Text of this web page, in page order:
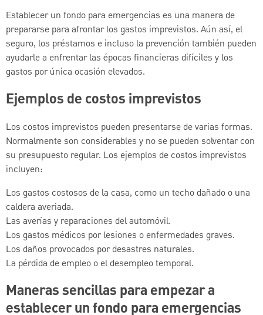
Establecer un fondo para emergencias es una manera de
prepararse para afrontar los gastos imprevistos. Aún así, el
seguro, los préstamos e incluso la prevención también pueden
ayudarle a enfrentar las épocas financieras difíciles y los
gastos por única ocasión elevados.
Ejemplos de costos imprevistos
Los costos imprevistos pueden presentarse de varias formas.
Normalmente son considerables y no se pueden solventar con
su presupuesto regular. Los ejemplos de costos imprevistos
incluyen:
Los gastos costosos de la casa, como un techo dañado o una
caldera averiada.
Las averías y reparaciones del automóvil.
Los gastos médicos por lesiones o enfermedades graves.
Los daños provocados por desastres naturales.
La pérdida de empleo o el desempleo temporal.
Maneras sencillas para empezar a
establecer un fondo para emergencias